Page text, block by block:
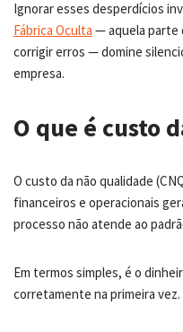
Ignorar esses desperdícios
Fábrica Oculta — aquela parte
corrigir erros — domine
empresa.
O que é custo
O custo da não qualidade
financeiros e operacionais
processo não atende ao
Em termos simples, é o
corretamente na primeira vez.